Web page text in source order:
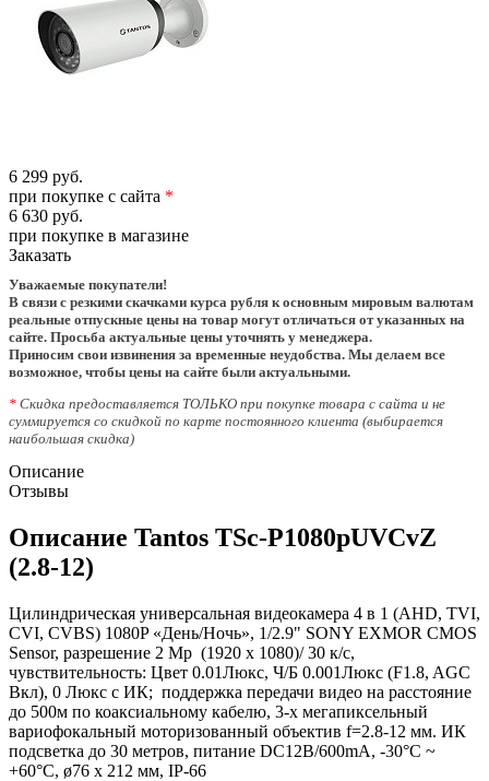
6 299 руб.
при покупке с сайта *
6 630 руб.
при покупке в магазине
Заказать
Уважаемые покупатели!
В связи с резкими скачками курса рубля к основным мировым валютам
реальные отпускные цены на товар могут отличаться от указанных на
сайте. Просьба актуальные цены уточнять у менеджера.
Приносим свои извинения за временные неудобства. Мы делаем все
возможное, чтобы цены на сайте были актуальными.
* Скидка предоставляется ТОЛЬКО при покупке товара с сайта и не
суммируется со скидкой по карте постоянного клиента (выбирается
наибольшая скидка)
Описание
Отзывы
Описание Tantos TSc-P1080pUVCvZ
(2.8-12)
Цилиндрическая универсальная видеокамера 4 в 1 (AHD, TVI,
CVI, CVBS) 1080P «День/Ночь», 1/2.9" SONY EXMOR CMOS
Sensor, разрешение 2 Mp (1920 х 1080)/ 30 к/с,
чувствительность: Цвет 0.01Люкс, Ч/Б 0.001Люкс (F1.8, AGC
Вкл), 0 Люкс с ИК; поддержка передачи видео на расстояние
до 500м по коаксиальному кабелю, 3-х мегапиксельный
вариофокальный моторизованный объектив f=2.8-12 мм. ИК
подсветка до 30 метров, питание DC12В/600mA, -30°С ~
+60°С, ø76 x 212 мм, IP-66